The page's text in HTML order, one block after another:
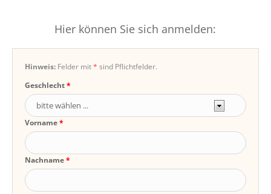
Hier können Sie sich anmelden:
Hinweis: Felder mit* sind Pflichtfelder.
Geschlecht
Vorname
Nachname